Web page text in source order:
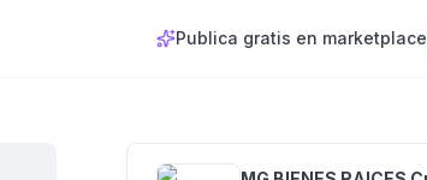
Publica gratis en marketplace